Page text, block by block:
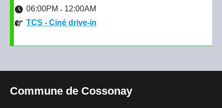
06:00PM - 12:00AM
TCS - Ciné drive-in
Commune de Cossonay